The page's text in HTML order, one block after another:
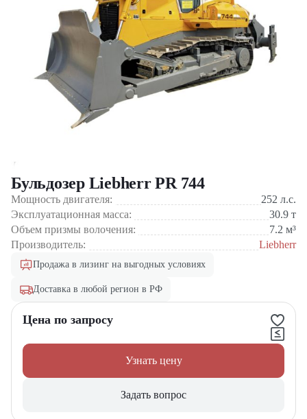
Бульдозер Liebherr PR 744
Мощность двигателя: 252 л.с.
Эксплуатационная масса:
30.9 т
Объем призмы волочения:
7.2 м³
Производитель:
Liebherr
Продажа в лизинг на выгодных условиях
Доставка в любой регион в РФ
Цена по запросу
Узнать цену
Задать вопрос